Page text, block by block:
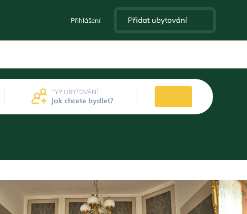
Přihlášení Přidat ubytování
TYP UBYTOVÁNÍ
Jak chcete bydlet?